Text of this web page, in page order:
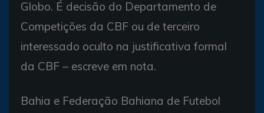
Globo. É decisão do Departamento de
Competições da CBF ou de terceiro
interessado oculto na justificativa formal
da CBF – escreve em nota.
Bahia e Federação Bahiana de Futebol